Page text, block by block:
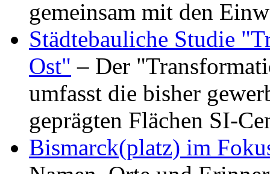
gemeinsam mit den
Städtebauliche Studie
Ost" – Der
umfasst die bisher
geprägten Flächen SI-
Bismarck(platz) im